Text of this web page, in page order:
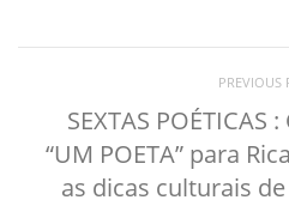
PREVIOUS
SEXTAS
“UM POETA” para
as dicas culturais